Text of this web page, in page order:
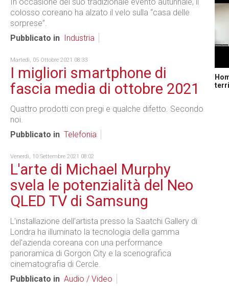
colosso coreano ha alzato il velo sulla “casa delle
sorprese”.
Pubblicato in
Industria
Martedì, 05 Ottobre 2021 08:33
I migliori smartphone di
fascia media di ottobre 2021
Quattro prodotti con pregi e qualche difetto. Secondo
noi.
Pubblicato in Telefonia
Venerdì, 10 Settembre 2021 08:02
L'arte di Michael Murphy
svela le potenzialità del Neo
QLED TV di Samsung
L'installazione dell'artista presso la Saatchi Gallery di
Londra ha illuminato la tecnologia della gamma
del'azienda coreana con una performance
panoramica di Gorgon City e la scenografica
cinematografia di Cercle.
Pubblicato in Audio / Video